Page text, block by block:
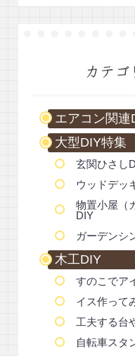
カテ
エアコン関連
大型DIY特集
玄関ひさし
ウッドデッ
物置小屋（
DIY
ガーデンシ
木工DIY
すのこでア
イス作って
工夫する台
自転車スタ